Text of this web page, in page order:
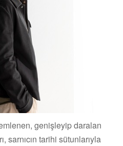
genişleyip daralan
sarnıcın tarihi sütunlarıyla